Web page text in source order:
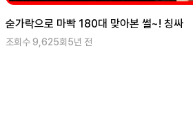
숟가락으로 마빡 180대 맞아본 썰~! 칭싸
조회수9,625회 5년 전